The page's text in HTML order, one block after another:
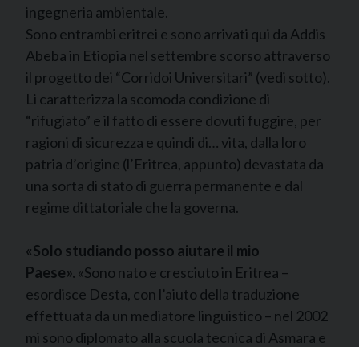
ingegneria ambientale.
Sono entrambi eritrei e sono arrivati qui da Addis
Abeba in Etiopia nel settembre scorso attraverso
il progetto dei “Corridoi Universitari” (vedi sotto).
Li caratterizza la scomoda condizione di
“rifugiato” e il fatto di essere dovuti fuggire, per
ragioni di sicurezza e quindi di… vita, dalla loro
patria d’origine (l’Eritrea, appunto) devastata da
una sorta di stato di guerra permanente e dal
regime dittatoriale che la governa.
«Solo studiando posso aiutare il mio
Paese». «Sono nato e cresciuto in Eritrea –
esordisce Desta, con l’aiuto della traduzione
effettuata da un mediatore linguistico – nel 2002
mi sono diplomato alla scuola tecnica di Asmara e